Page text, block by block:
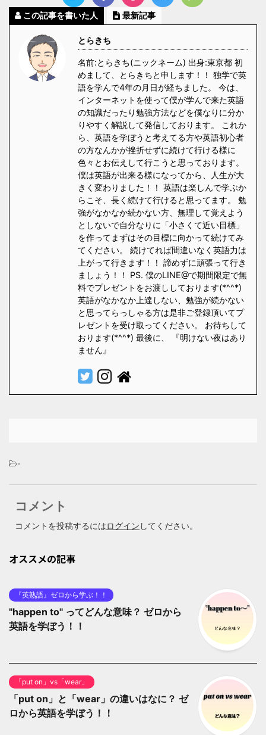
この記事を書いた人 最新記事
とらきち
名前:とらきち(ニックネーム) 出身:東京都 初
めまして、とらきちと申します！！ 独学で英
語を学んで4年の月日が経ちました。 今は、
インターネットを使って僕が学んで来た英語
の知識だったり勉強方法などを僕なりに分か
りやすく解説して発信しております。 これか
ら、英語を学ぼうと考えてる方や英語初心者
の方なんかが挫折せずに続けて行ける様に
色々とお伝えして行こうと思っております。
僕は英語が出来る様になってから、人生が大
きく変わりました！！ 英語は楽しんで学ぶか
らこそ、長く続けて行けると思ってます。 勉
強がなかなか続かない方、無理して覚えよう
としないで自分なりに「小さくて近い目標」
を作ってまずはその目標に向かって続けてみ
てください。 続けてれば間違いなく英語力は
上がって行きます！！ 諦めずに頑張って行き
ましょう！！ PS. 僕のLINE@で期間限定で無
料でプレゼントをお渡ししております(*^^*)
英語がなかなか上達しない、勉強が続かない
と思ってらっしゃる方は是非ご登録頂いてプ
レゼントを受け取ってください。 お待ちして
おります(*^^*) 最後に、 『明けない夜はあり
ません』
-
コメント
コメントを投稿するにはログイン してください。
オススメの記事
『英熟語』ゼロから学ぶ！！
"happen to" ってどんな意味？ ゼロから
英語を学ぼう！！
「put on」vs「wear」
「put on」と「wear」の違いはなに？ ゼ
ロから英語を学ぼう！！